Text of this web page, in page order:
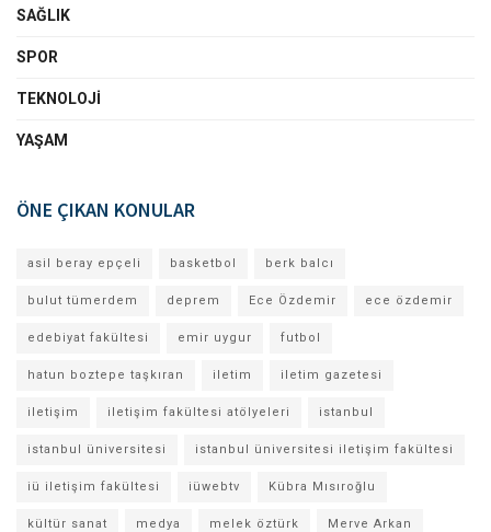
SAĞLIK
SPOR
TEKNOLOJI
YAŞAM
ÖNE ÇIKAN KONULAR
asil beray epçeli basketbol berk balcı
bulut tümerdem deprem Ece Özdemir ece özdemir
edebiyat fakültesi emir uygur futbol
hatun boztepe taşkıran iletim iletim gazetesi
iletişim iletişim fakültesi atölyeleri istanbul
istanbul üniversitesi istanbul üniversitesi iletişim fakültesi
iü iletişim fakültesi iüwebtv Kübra Mısıroğlu
kültür sanat medya melek öztürk Merve Arkan